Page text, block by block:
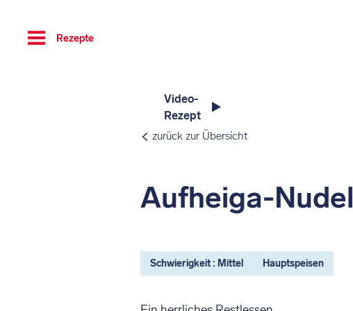
Toggle
navigation
Rezepte
Video-
Rezept
zurück zur Übersicht
Aufheiga-Nudel
Schwierigkeit : Mittel Hauptspeisen